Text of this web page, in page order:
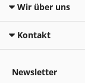
Wir über uns
Kontakt
Newsletter